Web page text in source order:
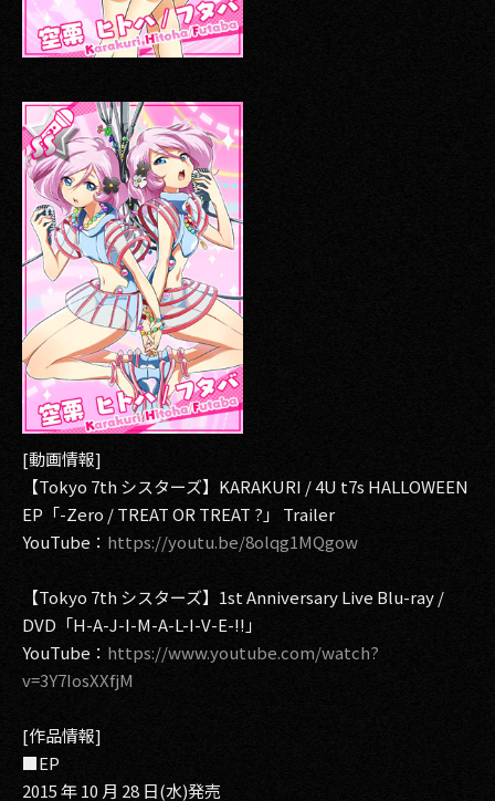
[動画情報]
【Tokyo 7th シスターズ】KARAKURI / 4U t7s HALLOWEEN
EP「-Zero / TREAT OR TREAT ?」 Trailer
YouTube： https://youtu.be/8olqg1MQgow
【Tokyo 7th シスターズ】1st Anniversary Live Blu-ray /
DVD「H-A-J-I-M-A-L-I-V-E-!!」
YouTube： https://www.youtube.com/watch?
v=3Y7IosXXfjM
[作品情報]
■EP
2015 年 10 月 28 日(水)発売